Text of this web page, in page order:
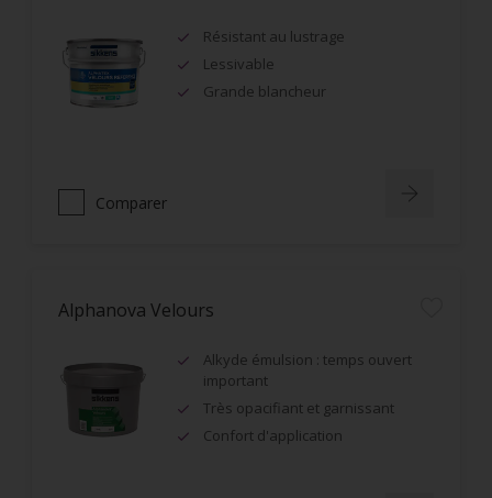
Résistant au lustrage
Lessivable
Grande blancheur
Comparer
Alphanova Velours
Alkyde émulsion : temps ouvert
important
Très opacifiant et garnissant
Confort d'application